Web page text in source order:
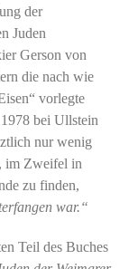
der
Juden
Gerson von
die nach wie
vorlegte
bei Ullstein
nur wenig
im Zweifel in
zu finden,
war.“
Teil des Buches